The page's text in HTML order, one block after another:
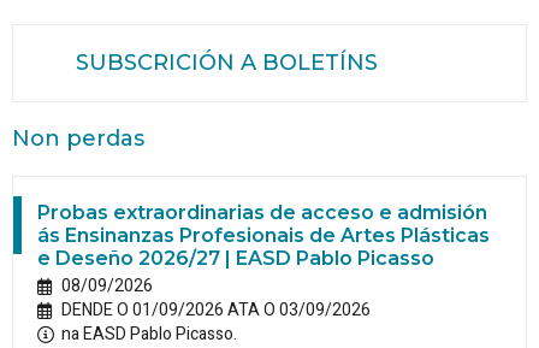
SUBSCRICIÓN A BOLETÍNS
Non perdas
Probas extraordinarias de acceso e admisión
ás Ensinanzas Profesionais de Artes Plásticas
e Deseño 2026/27 | EASD Pablo Picasso
08/09/2026
DENDE O 01/09/2026 ATA O 03/09/2026
na EASD Pablo Picasso.